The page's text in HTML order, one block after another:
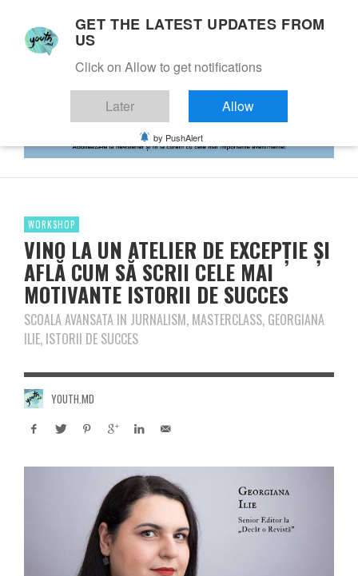
WORKSHOP
VINO LA UN ATELIER DE EXCEPȚIE ȘI
AFLĂ CUM SĂ SCRII CELE MAI
MOTIVANTE ISTORII DE SUCCES
SCOALA AVANSATA IN JURNALISM, MASTERCLASS, GEORGIANA
ILIE, ISTORII DE SUCCES
YOUTH.MD
GET THE LATEST UPDATES FROM
US
Click on Allow to get notifications
Later Allow
by PushAlert